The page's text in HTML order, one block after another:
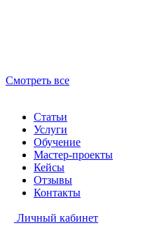
Смотреть все
Статьи
Услуги
Обучение
Мастер-проекты
Кейсы
Отзывы
Контакты
Личный кабинет